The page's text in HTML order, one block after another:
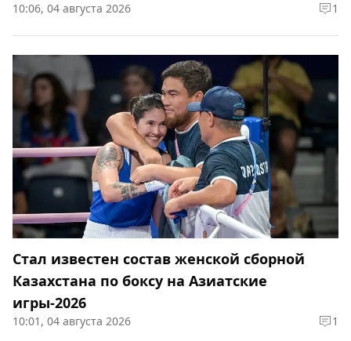
10:06, 04 августа 2026 1
Cтал известен состав женской сборной
Казахстана по боксу на Азиатские
игры-2026
10:01, 04 августа 2026 1